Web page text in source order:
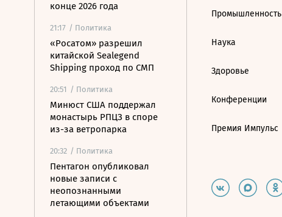
конце 2026 года
21:17 / Политика
«Росатом» разрешил
китайской Sealegend
Shipping проход по СМП
20:51 / Политика
Минюст США поддержал
монастырь РПЦЗ в споре
из-за ветропарка
20:32 / Политика
Пентагон опубликовал
новые записи с
неопознанными
летающими объектами
Промышленность
Наука
Здоровье
Конференции
Премия Импульс